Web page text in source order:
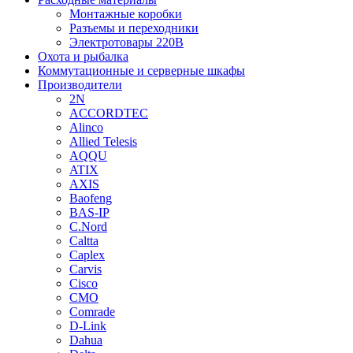
Монтажные коробки
Разъемы и переходники
Электротовары 220В
Охота и рыбалка
Коммутационные и серверные шкафы
Производители
2N
ACCORDTEC
Alinco
Allied Telesis
AQQU
ATIX
AXIS
Baofeng
BAS-IP
C.Nord
Caltta
Caplex
Carvis
Cisco
CMO
Comrade
D-Link
Dahua